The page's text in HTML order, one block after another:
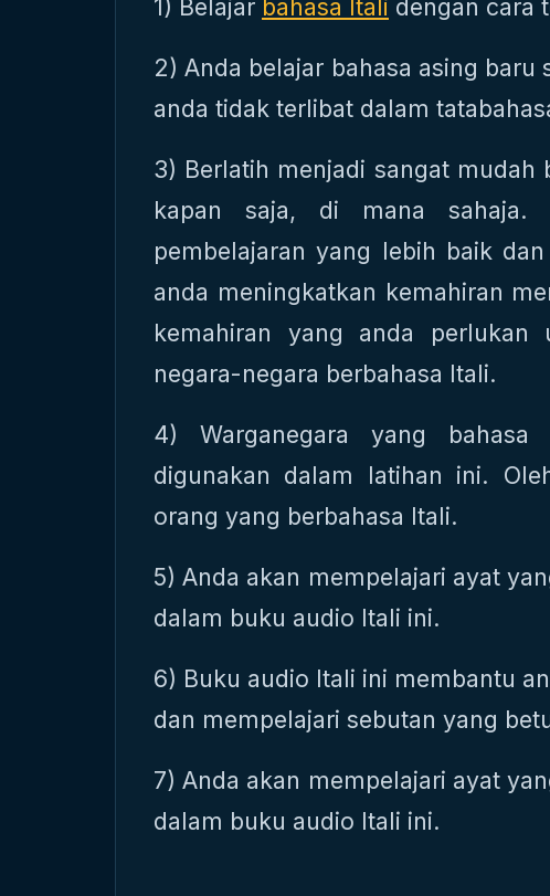
1) Belajar bahasa Itali dengan cara
2) Anda belajar bahasa asing
anda tidak terlibat dalam
3) Berlatih menjadi sangat mudah
kapan saja, di mana sahaja.
pembelajaran yang lebih baik
anda meningkatkan kemahiran
kemahiran yang anda
negara-negara berbahasa Itali.
4) Warganegara yang
digunakan dalam latihan ini.
orang yang berbahasa Itali.
5) Anda akan mempelajari ayat
dalam buku audio Itali ini.
6) Buku audio Itali ini membantu
dan mempelajari sebutan yang
7) Anda akan mempelajari ayat
dalam buku audio Itali ini.